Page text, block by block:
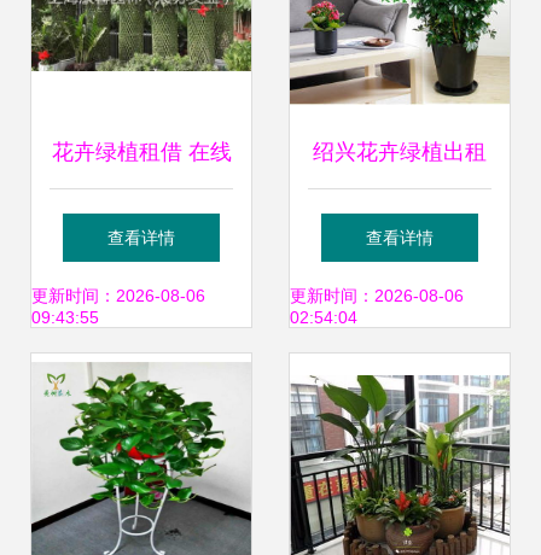
花卉绿植租借 在线
删除服务指南与注
意事项
查看详情
更新时间：2026-08-06
09:43:55
绍兴花卉绿植出租
免费定制方案，满
足您对绿色空间的
所有想象
查看详情
更新时间：2026-08-06
02:54:04